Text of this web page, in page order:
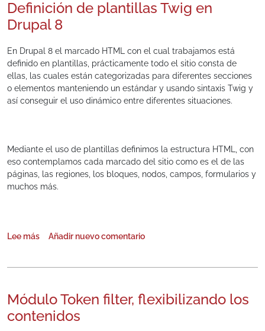
Definición de plantillas Twig en
Drupal 8
En Drupal 8 el marcado HTML con el cual trabajamos está
definido en plantillas, prácticamente todo el sitio consta de
ellas, las cuales están categorizadas para diferentes secciones
o elementos manteniendo un estándar y usando sintaxis Twig y
así conseguir el uso dinámico entre diferentes situaciones.
Mediante el uso de plantillas definimos la estructura HTML, con
eso contemplamos cada marcado del sitio como es el de las
páginas, las regiones, los bloques, nodos, campos, formularios y
muchos más.
Lee más
sobre Definición de plantillas Twig en Drupal 8
Añadir nuevo comentario
Módulo Token filter, flexibilizando los
contenidos